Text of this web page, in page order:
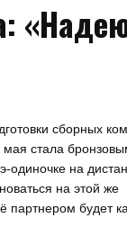
сборных
мая стала
одиночке на
на этой же
партнером будет